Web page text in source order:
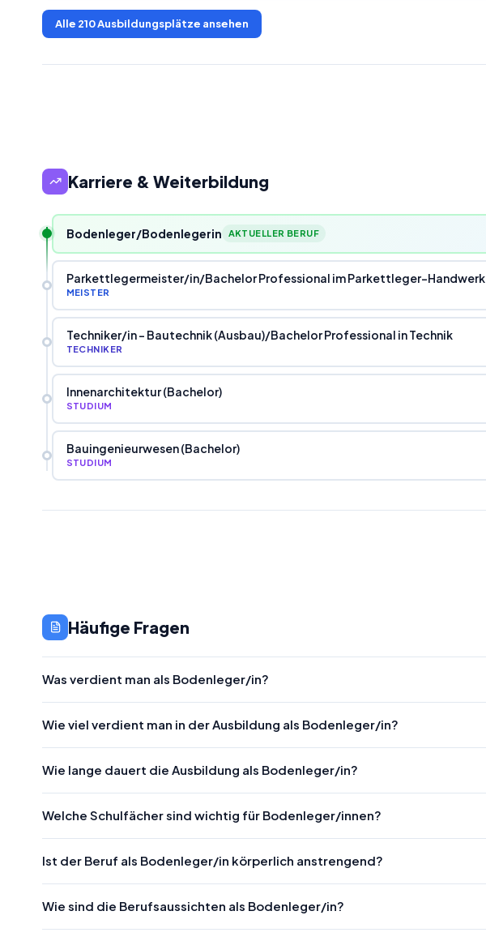
Alle 210Ausbildungsplätze ansehen
Karriere & Weiterbildung
Bodenleger/Bodenlegerin AKTUELLER BERUF
Parkettlegermeister/in/Bachelor Professional im Parkettleger-Handwerk
MEISTER
Techniker/in - Bautechnik (Ausbau)/Bachelor Professional in Technik
TECHNIKER
Innenarchitektur (Bachelor)
STUDIUM
Bauingenieurwesen (Bachelor)
STUDIUM
Häufige Fragen
Was verdient man als Bodenleger/in?
Wie viel verdient man in der Ausbildung als Bodenleger/in?
Wie lange dauert die Ausbildung als Bodenleger/in?
Welche Schulfächer sind wichtig für Bodenleger/innen?
Ist der Beruf als Bodenleger/in körperlich anstrengend?
Wie sind die Berufsaussichten als Bodenleger/in?